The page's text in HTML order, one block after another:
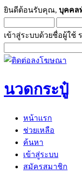
ยินดีต้อนรับคุณ, บุคคล
เข้าสู่ระบบด้วยชื่อผู้ใช้
นวดกระปู๋
หน้าแรก
ช่วยเหลือ
ค้นหา
เข้าสู่ระบบ
สมัครสมาชิก